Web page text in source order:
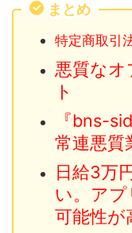
まとめ
特定商取引
悪質なオ
ト
『bns-
常連悪質
日給3万
い。ア
可能性が